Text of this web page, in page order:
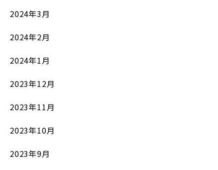
2024年3月
2024年2月
2024年1月
2023年12月
2023年11月
2023年10月
2023年9月